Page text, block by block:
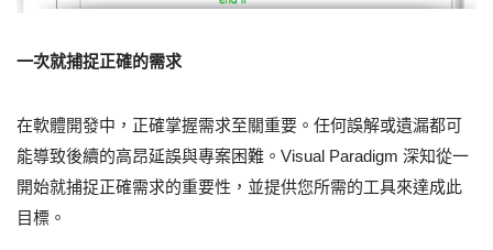
一次就捕捉正確的需求
在軟體開發中，正確掌握需求至關重要。任何誤解或遺漏都可
能導致後續的高昂延誤與專案困難。Visual Paradigm 深知從一
開始就捕捉正確需求的重要性，並提供您所需的工具來達成此
目標。